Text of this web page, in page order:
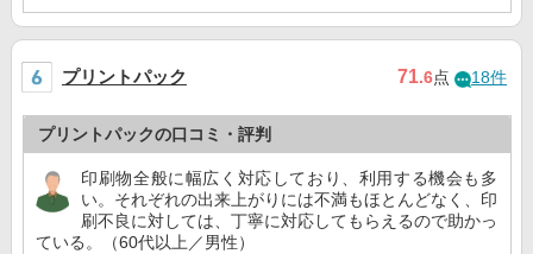
プリントパック 71.6点 18件
プリントパックの口コミ・評判
印刷物全般に幅広く対応しており、利用する機会も多
い。それぞれの出来上がりには不満もほとんどなく、印
刷不良に対しては、丁寧に対応してもらえるので助かっ
ている。（60代以上／男性）